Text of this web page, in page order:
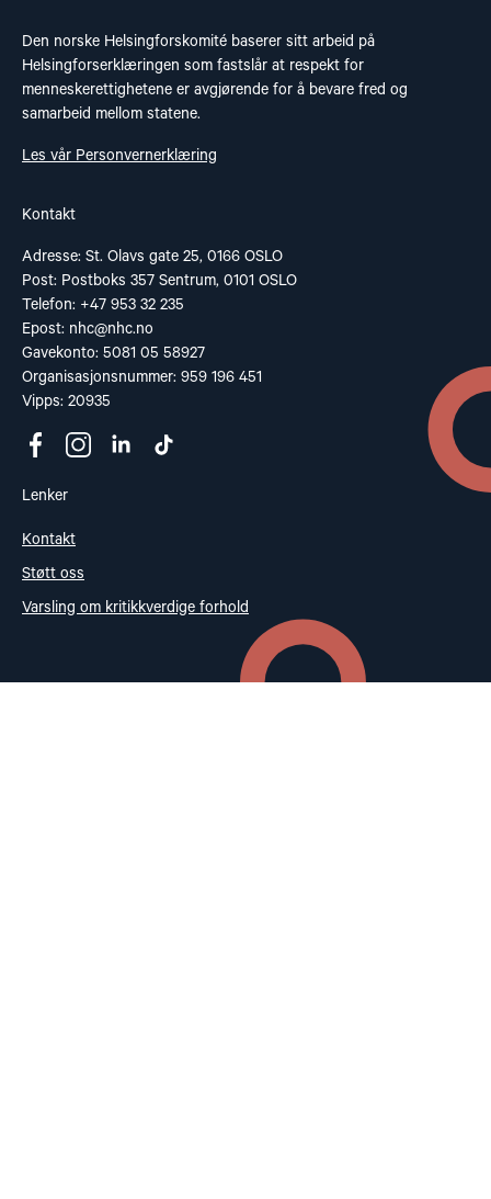
Den norske Helsingforskomité baserer sitt arbeid på
Helsingforserklæringen som fastslår at respekt for
menneskerettighetene er avgjørende for å bevare fred og
samarbeid mellom statene.
Les vår Personvernerklæring
Kontakt
Adresse: St. Olavs gate 25, 0166 OSLO
Post: Postboks 357 Sentrum, 0101 OSLO
Telefon: +47 953 32 235
Epost: nhc@nhc.no
Gavekonto: 5081 05 58927
Organisasjonsnummer: 959 196 451
Vipps: 20935
Lenker
Kontakt
Støtt oss
Varsling om kritikkverdige forhold